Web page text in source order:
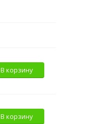
В корзину
В корзину